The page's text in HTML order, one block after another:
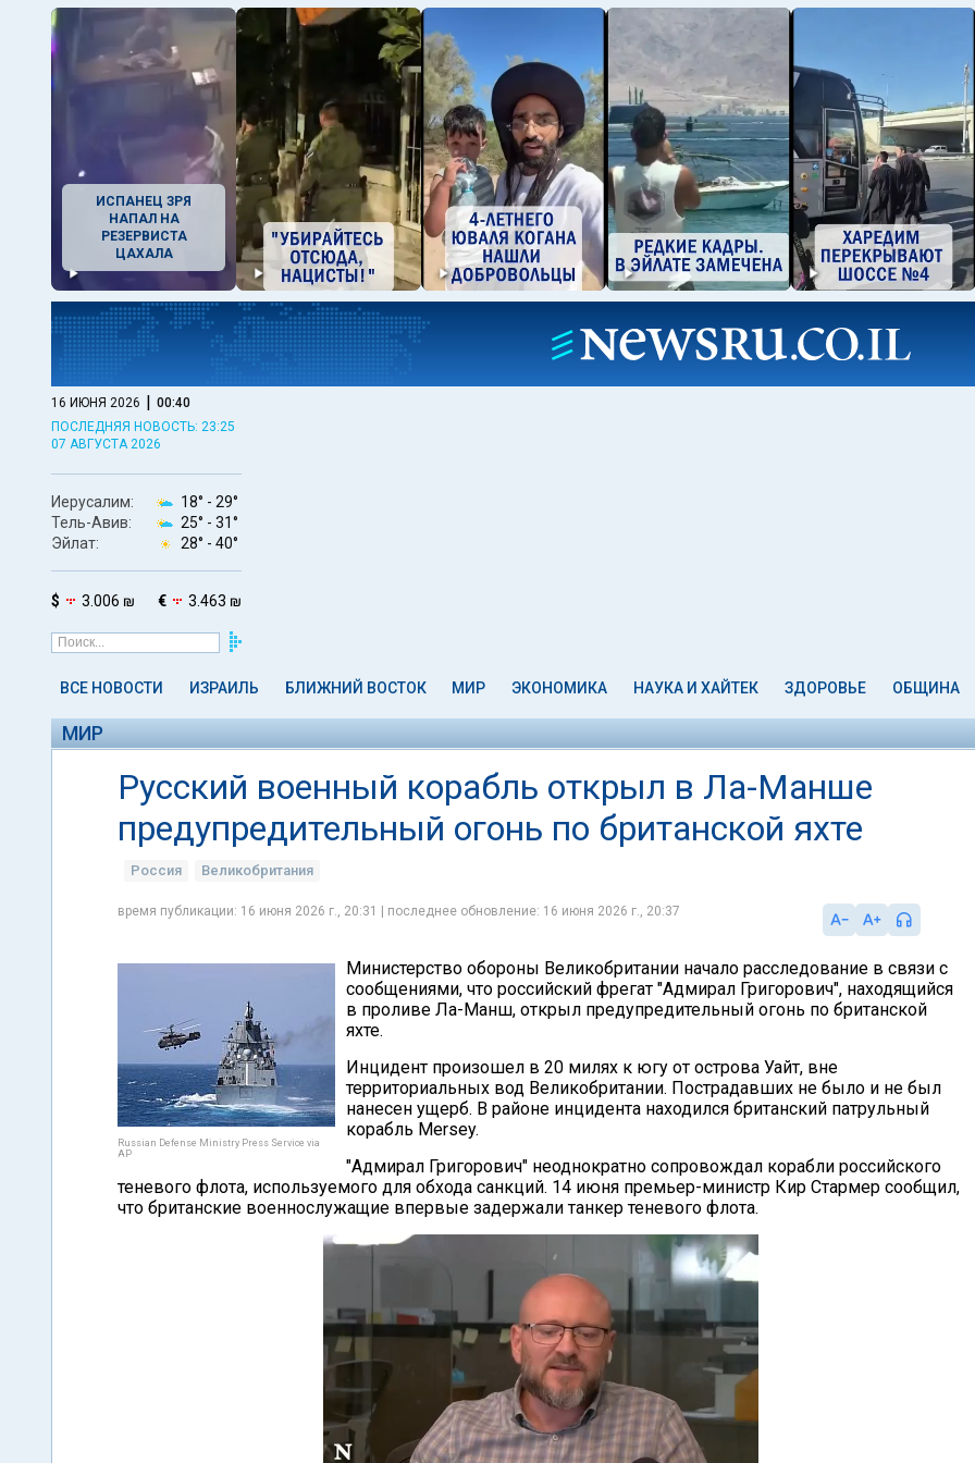
ИСПАНЕЦ ЗРЯ
НАПАЛ НА
РЕЗЕРВИСТА
ЦАХАЛА
16 ИЮНЯ 2026 | 00:40
ПОСЛЕДНЯЯ НОВОСТЬ: 23:25
07 АВГУСТА 2026
Иерусалим: 18° - 29°
Тель-Авив:
25° - 31°
Эйлат:
28° - 40°
$ 3.006 ₪ € 3.463 ₪
ВСЕ НОВОСТИ ИЗРАИЛЬ БЛИЖНИЙ ВОСТОК МИР ЭКОНОМИКА НАУКА И ХАЙТЕК ЗДОРОВЬЕ ОБЩИНА
МИР
Русский военный корабль открыл в Ла-Манше
предупредительный огонь по британской яхте
Россия Великобритания
время публикации: 16 июня 2026 г., 20:31 | последнее обновление: 16 июня 2026 г., 20:37
Russian Defense Ministry Press Service via
AP
Министерство обороны Великобритании начало расследование в связи с
сообщениями, что российский фрегат "Адмирал Григорович", находящийся
в проливе Ла-Манш, открыл предупредительный огонь по британской
яхте.
Инцидент произошел в 20 милях к югу от острова Уайт, вне
территориальных вод Великобритании. Пострадавших не было и не был
нанесен ущерб. В районе инцидента находился британский патрульный
корабль Mersey.
"Адмирал Григорович" неоднократно сопровождал корабли российского
теневого флота, используемого для обхода санкций. 14 июня премьер-министр Кир Стармер сообщил,
что британские военнослужащие впервые задержали танкер теневого флота.